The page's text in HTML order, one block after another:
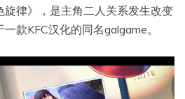
律》，是主角二人关系发生改变
款KFC汉化的同名galgame。